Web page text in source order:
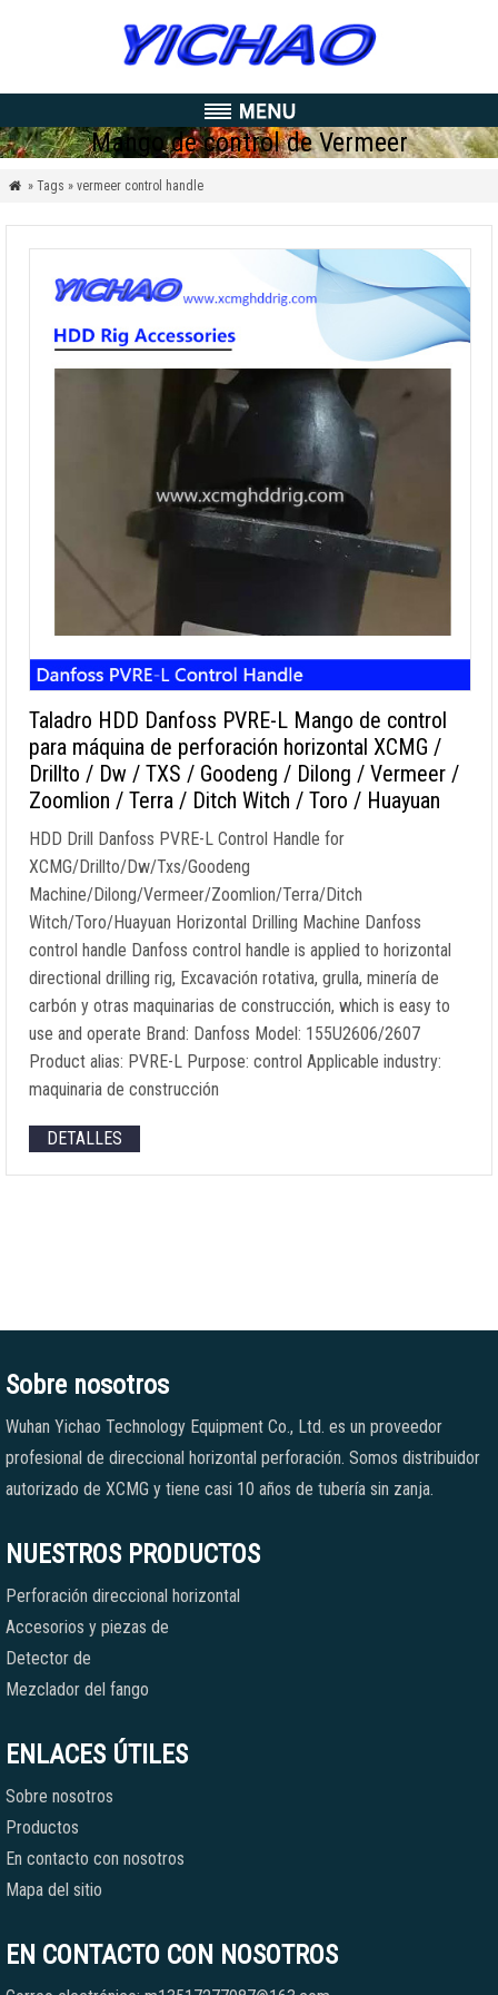
Mango de control de Vermeer
 » Tags » vermeer control handle
Taladro HDD Danfoss PVRE-L Mango de control
para máquina de perforación horizontal XCMG /
Drillto / Dw / TXS / Goodeng / Dilong / Vermeer /
Zoomlion / Terra / Ditch Witch / Toro / Huayuan
HDD Drill Danfoss PVRE-L Control Handle for
XCMG/Drillto/Dw/Txs/Goodeng
Machine/Dilong/Vermeer/Zoomlion/Terra/Ditch
Witch/Toro/Huayuan Horizontal Drilling Machine Danfoss
control handle Danfoss control handle is applied to horizontal
directional drilling rig, Excavación rotativa, grulla, minería de
carbón y otras maquinarias de construcción, which is easy to
use and operate Brand: Danfoss Model: 155U2606/2607
Product alias: PVRE-L Purpose: control Applicable industry:
maquinaria de construcción
DETALLES
Sobre nosotros
Wuhan Yichao Technology Equipment Co., Ltd. es un proveedor
profesional de direccional horizontal perforación. Somos distribuidor
autorizado de XCMG y tiene casi 10 años de tubería sin zanja.
NUESTROS PRODUCTOS
Perforación direccional horizontal
Accesorios y piezas de
Detector de
Mezclador del fango
ENLACES ÚTILES
Sobre nosotros
Productos
En contacto con nosotros
Mapa del sitio
EN CONTACTO CON NOSOTROS